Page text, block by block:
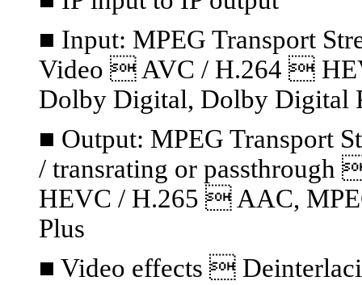
■ Input: MPEG Transport
Video  AVC / H.264 
Dolby Digital, Dolby Digital
■ Output: MPEG Transport
/ transrating or
HEVC / H.265  AAC,
Plus
■ Video effects 